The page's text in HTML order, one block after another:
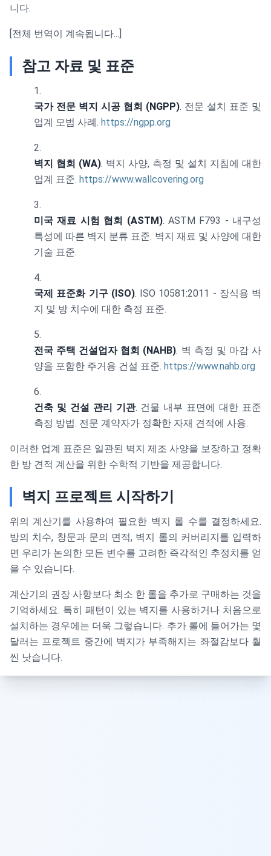
니다.
[전체 번역이 계속됩니다...]
참고 자료 및 표준
국가 전문 벽지 시공 협회 (NGPP). 전문 설치 표준 및
업계 모범 사례. https://ngpp.org
벽지 협회 (WA). 벽지 사양, 측정 및 설치 지침에 대한
업계 표준. https://www.wallcovering.org
미국 재료 시험 협회 (ASTM). ASTM F793 - 내구성
특성에 따른 벽지 분류 표준. 벽지 재료 및 사양에 대한
기술 표준.
국제 표준화 기구 (ISO). ISO 10581:2011 - 장식용 벽
지 및 방 치수에 대한 측정 표준.
전국 주택 건설업자 협회 (NAHB). 벽 측정 및 마감 사
양을 포함한 주거용 건설 표준. https://www.nahb.org
건축 및 건설 관리 기관. 건물 내부 표면에 대한 표준
측정 방법. 전문 계약자가 정확한 자재 견적에 사용.
이러한 업계 표준은 일관된 벽지 제조 사양을 보장하고 정확
한 방 견적 계산을 위한 수학적 기반을 제공합니다.
벽지 프로젝트 시작하기
위의 계산기를 사용하여 필요한 벽지 롤 수를 결정하세요.
방의 치수, 창문과 문의 면적, 벽지 롤의 커버리지를 입력하
면 우리가 논의한 모든 변수를 고려한 즉각적인 추정치를 얻
을 수 있습니다.
계산기의 권장 사항보다 최소 한 롤을 추가로 구매하는 것을
기억하세요. 특히 패턴이 있는 벽지를 사용하거나 처음으로
설치하는 경우에는 더욱 그렇습니다. 추가 롤에 들어가는 몇
달러는 프로젝트 중간에 벽지가 부족해지는 좌절감보다 훨
씬 낫습니다.